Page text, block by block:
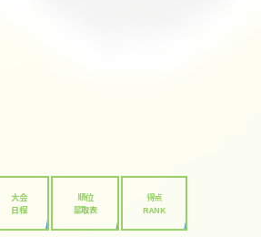
大会
日程
順位
星取表
得点
RANK